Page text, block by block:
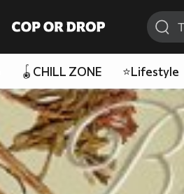
🪀CHILL ZONE ⭐Lifestyle